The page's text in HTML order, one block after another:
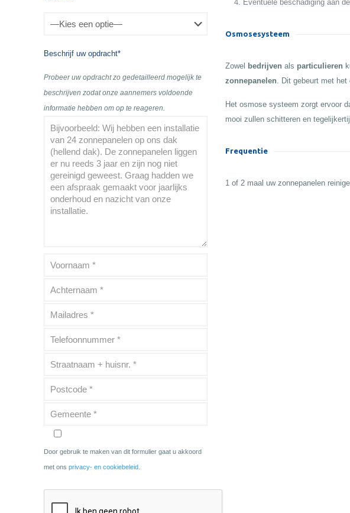
Beschrijf uw opdracht*
Probeer uw opdracht zo gedetailleerd mogelijk te
beschrijven zodat onze aannemers voldoende
informatie hebben om op te reageren.
Door gebruik te maken van dit formulier gaat u akkoord
met onsprivacy- en cookiebeleid
Eventuele beschadiging aan
Osmosesysteem
Zowel bedrijven als particulieren
zonnepanelen. Dit gebeurt met het
Het osmose systeem zorgt ervoor
mooi zullen schitteren en
Frequentie
1 of 2 maal uw zonnepanelen